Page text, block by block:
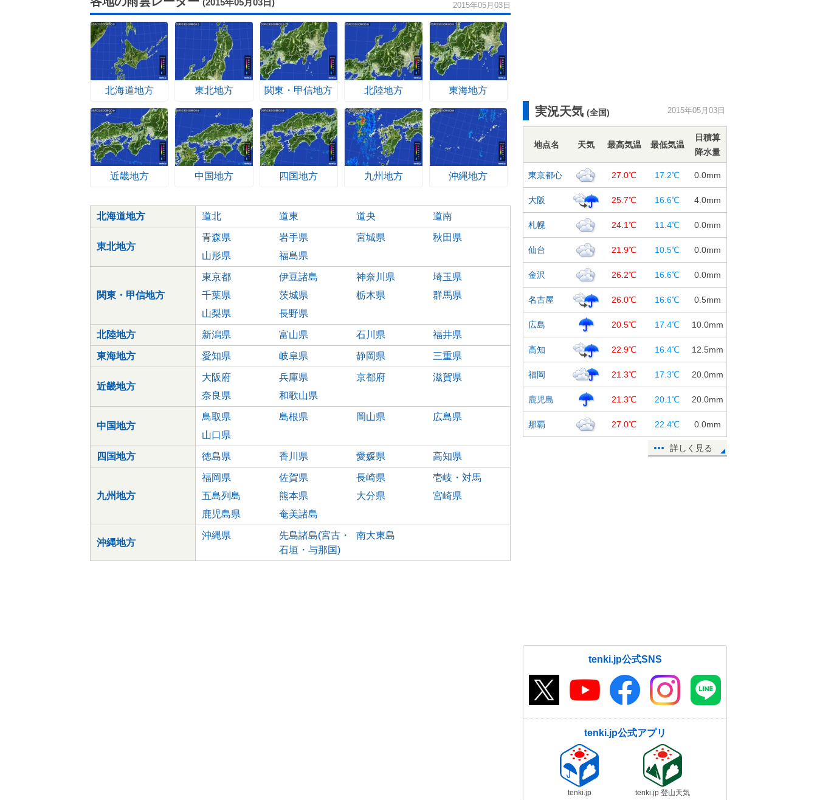
(2015年05月03日) 2015年05月03日
北海道地方 東北地方 関東・甲信地方 北陸地方 東海地方
近畿地方 中国地方 四国地方 九州地方 沖縄地方
北海道地方 道北 道東 道央 道南
東北地方
青森県 岩手県 宮城県
秋田県
山形県
福島県
関東・甲信地方
東京都 伊豆諸島 神奈川県
埼玉県
千葉県
茨城県 栃木県
群馬県
山梨県
長野県
北陸地方 新潟県 富山県 石川県 福井県
東海地方 愛知県 岐阜県 静岡県 三重県
近畿地方
大阪府 兵庫県 京都府
滋賀県
奈良県
和歌山県
中国地方
鳥取県 島根県 岡山県
広島県
山口県
四国地方 徳島県 香川県 愛媛県 高知県
九州地方
福岡県 佐賀県 長崎県
壱岐・対馬
五島列島
熊本県 大分県
宮崎県
鹿児島県
奄美諸島
沖縄地方
沖縄県
先島諸島(宮古・
石垣・与那国)
南大東島
実況天気 (全国) 2015年05月03日
地点名 天気 最高気温 最低気温
日積算
降水量
東京都心 27.0℃ 17.2℃ 0.0mm
大阪 25.7℃ 16.6℃ 4.0mm
札幌 24.1℃ 11.4℃ 0.0mm
仙台 21.9℃ 10.5℃ 0.0mm
金沢 26.2℃ 16.6℃ 0.0mm
名古屋 26.0℃ 16.6℃ 0.5mm
広島 20.5℃ 17.4℃ 10.0mm
高知 22.9℃ 16.4℃ 12.5mm
福岡 21.3℃ 17.3℃ 20.0mm
鹿児島 21.3℃ 20.1℃ 20.0mm
那覇 27.0℃ 22.4℃ 0.0mm
詳しく見る
tenki.jp公式SNS
tenki.jp公式アプリ
tenki.jp tenki.jp 登山天気